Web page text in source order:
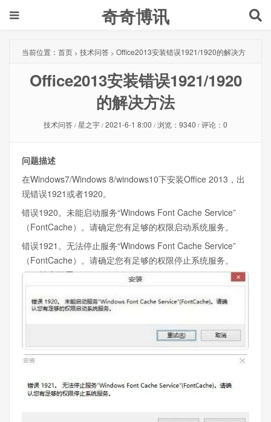
奇奇博讯
当前位置： 首页 > 技术问答 > Office2013安装错误1921/1920的解决方
Office2013安装错误1921/1920
的解决方法
技术问答 / 星之宇 / 2021-6-1 8:00 / 浏览：9340 / 评论：0
问题描述
在Windows7/Windows 8/windows10下安装Office 2013，出
现错误1921或者1920。
错误1920。未能启动服务“Windows Font Cache Service”
（FontCache）。请确定您有足够的权限启动系统服务。
错误1921。无法停止服务“Windows Font Cache Service”
（FontCache）。请确定您有足够的权限停止系统服务。